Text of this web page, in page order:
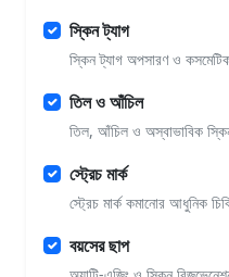
স্কিন ট্যাগ
স্কিন ট্যাগ অপসারণ ও
তিল ও আঁচিল
তিল, আঁচিল ও অস্বাভাবিক
স্ট্রেচ মার্ক
স্ট্রেচ মার্ক কমানোর আধুনিক
বয়সের ছাপ